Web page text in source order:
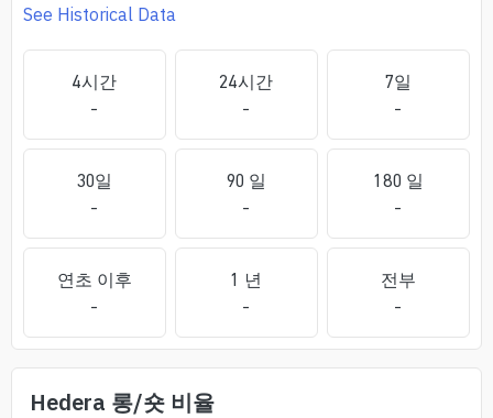
See Historical Data
4시간
-
24시간
-
7일
-
30일
-
90 일
-
180 일
-
연초 이후
-
1 년
-
전부
-
Hedera 롱/숏 비율